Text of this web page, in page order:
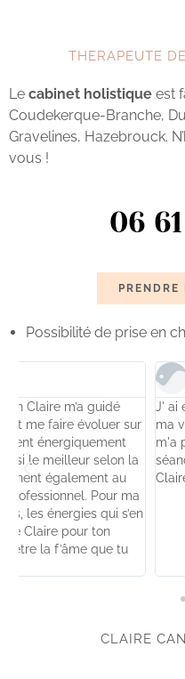
THERAPEUTE
Le cabinet holistique est
Coudekerque-Branche,
Gravelines, Hazebrouck.
vous !
06 61
Possibilité de prise en
J' ai effectué une séance
ma vie personnelle. Claire
m'a permis de comprendre
séance je vois une
Claire .
CLAIRE